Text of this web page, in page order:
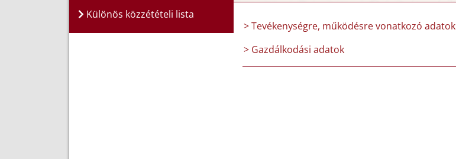
Különös közzétételi lista
> Tevékenységre, működésre vonatkozó adatok
> Gazdálkodási adatok